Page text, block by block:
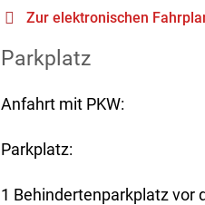
Zur elektronischen
Parkplatz
Anfahrt mit PKW:
Parkplatz:
1 Behindertenparkplatz vor